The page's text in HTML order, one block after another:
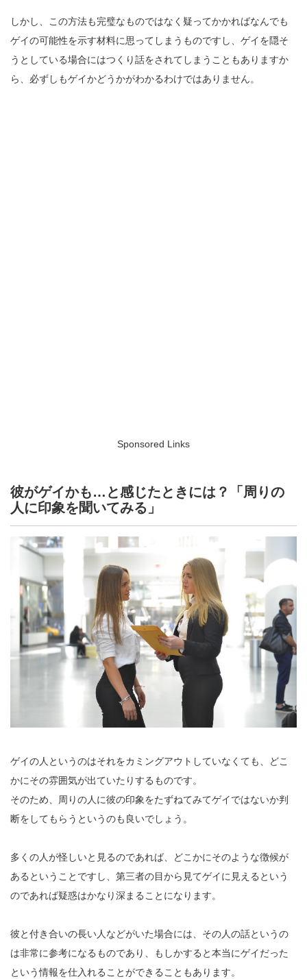
しかし、この方法も完璧なものではなく疑ってかかればなんでも
ゲイの可能性を示す材料に思ってしまうものですし、ゲイを隠そ
うとしている場合にはつくり話をされてしまうこともありますか
ら、必ずしもゲイかどうかがわかるわけではありません。
Sponsored Links
彼がゲイかも…と感じたときには？「周りの
人に印象を聞いてみる」
ゲイの人というのはそれをカミングアウトしていなくても、どこ
かにその雰囲気が出ていたりするものです。
そのため、周りの人に彼の印象をたずねてみてゲイではないか判
断をしてもらうというのも良いでしょう。
多くの人が怪しいと見るのであれば、どこかにそのような徴候が
あるということですし、第三者の目から見てゲイに見えるという
のであれば疑惑はかなり深まることになります。
彼と付き合いの長い人などがいた場合には、その人の話というの
は非常に参考になるものであり、もしかすると本当にゲイだった
という情報を仕入れることができることもあります。